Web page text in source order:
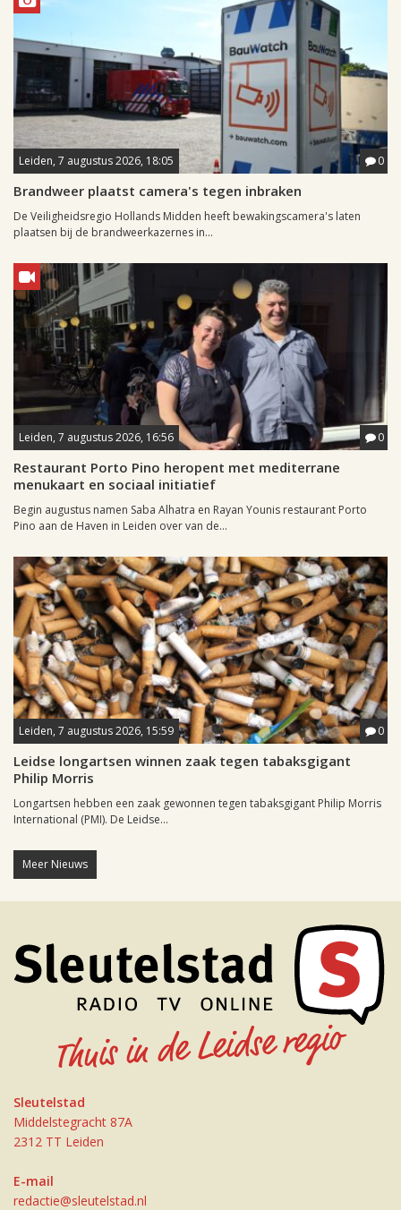
Leiden, 7 augustus 2026, 18:05 0
Brandweer plaatst camera's tegen inbraken
De Veiligheidsregio Hollands Midden heeft bewakingscamera's laten
plaatsen bij de brandweerkazernes in...
Leiden, 7 augustus 2026, 16:56 0
Restaurant Porto Pino heropent met mediterrane
menukaart en sociaal initiatief
Begin augustus namen Saba Alhatra en Rayan Younis restaurant Porto
Pino aan de Haven in Leiden over van de...
Leiden, 7 augustus 2026, 15:59 0
Leidse longartsen winnen zaak tegen tabaksgigant
Philip Morris
Longartsen hebben een zaak gewonnen tegen tabaksgigant Philip Morris
International (PMI). De Leidse...
Meer Nieuws
Sleutelstad
Middelstegracht 87A
2312 TT Leiden
E-mail
redactie@sleutelstad.nl